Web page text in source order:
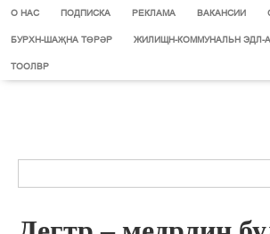
О НАС ПОДПИСКА РЕКЛАМА ВАКАНСИИ
БУРХН-ШАҖНА ТӨРӘР ЖИЛИЩН-КОММУНАЛЬН ЭДЛ-
ТООЛВР